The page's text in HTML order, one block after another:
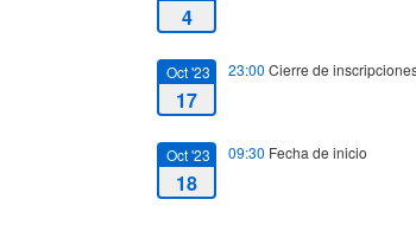
4
Oct '23
17
23:00 Cierre de
Oct '23
18
09:30 Fecha de inicio